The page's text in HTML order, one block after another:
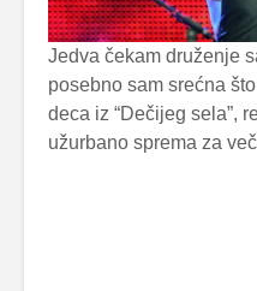
Jedva čekam druženje
posebno sam srećna
deca iz “Dečijeg sela”,
užurbano sprema za